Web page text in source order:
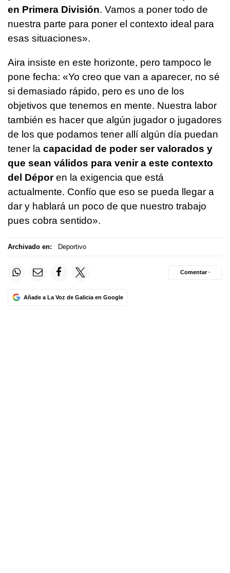
en Primera División. Vamos a poner todo de
nuestra parte para poner el contexto ideal para
esas situaciones».
Aira insiste en este horizonte, pero tampoco le
pone fecha: «Yo creo que van a aparecer, no sé
si demasiado rápido, pero es uno de los
objetivos que tenemos en mente. Nuestra labor
también es hacer que algún jugador o jugadores
de los que podamos tener allí algún día puedan
tener la capacidad de poder ser valorados y
que sean válidos para venir a este contexto
del Déporen la exigencia que está
actualmente. Confío que eso se pueda llegar a
dar y hablará un poco de que nuestro trabajo
pues cobra sentido».
Archivado en: Deportivo
Añade a La Voz de Galicia en Google
Comentar ·